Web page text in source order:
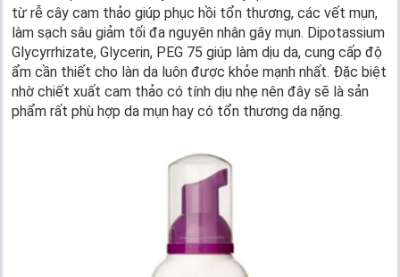
từ rễ cây cam thảo giúp phục hồi tổn thương, các vết mụn,
làm sạch sâu giảm tối đa nguyên nhân gây mụn. Dipotassium
Glycyrrhizate, Glycerin, PEG 75 giúp làm dịu da, cung cấp độ
ẩm cần thiết cho làn da luôn được khỏe mạnh nhất. Đặc biệt
nhờ chiết xuất cam thảo có tính dịu nhẹ nên đây sẽ là sản
phẩm rất phù hợp da mụn hay có tổn thương da nặng.